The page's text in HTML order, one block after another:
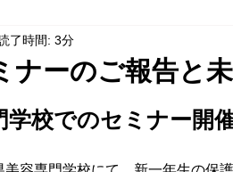
ナーのご報告と
了時間: 3分
学校でのセミナー開